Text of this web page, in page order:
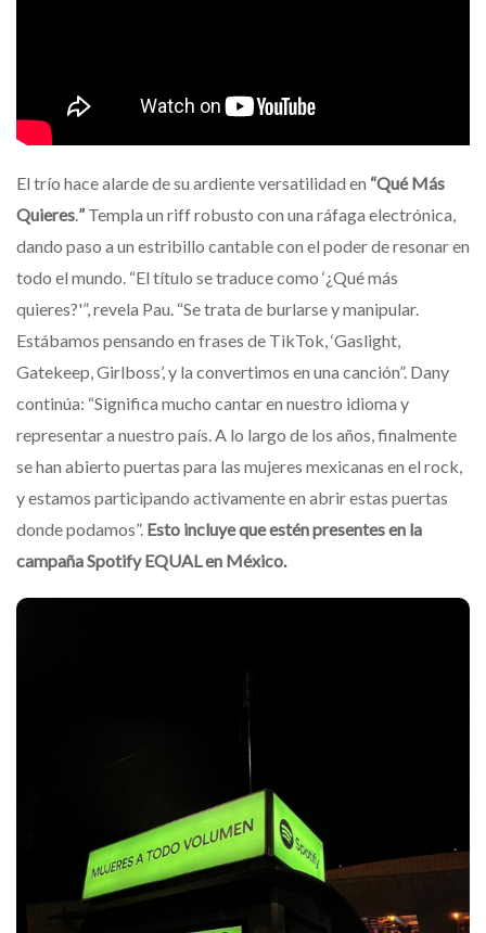
El trío hace alarde de su ardiente versatilidad en “Qué Más
Quieres ” Templa un riff robusto con una ráfaga electrónica,
dando paso a un estribillo cantable con el poder de resonar en
todo el mundo. “El título se traduce como ‘¿Qué más
quieres?'”, revela Pau. “Se trata de burlarse y manipular.
Estábamos pensando en frases de TikTok, ‘Gaslight,
Gatekeep, Girlboss’, y la convertimos en una canción”. Dany
continúa: “Significa mucho cantar en nuestro idioma y
representar a nuestro país. A lo largo de los años, finalmente
se han abierto puertas para las mujeres mexicanas en el rock,
y estamos participando activamente en abrir estas puertas
donde podamos”. Esto incluye que estén presentes en la
campaña Spotify EQUAL en México.